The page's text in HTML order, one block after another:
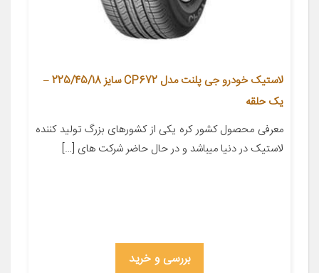
لاستیک خودرو جی پلنت مدل CP672 سایز 225/45/18 –
یک حلقه
معرفی محصول کشور کره یکی از کشورهای بزرگ تولید کننده
لاستیک در دنیا میباشد و در حال حاضر شرکت های […]
بررسی و خرید